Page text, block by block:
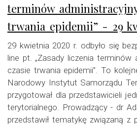
terminów
trwania epidemii” - 29
29 kwietnia 2020 r. odbyło się
line pt. „Zasady liczenia terminów
czasie trwania epidemii”. To
Narodowy Instytut Samorządu
przygotował dla przedstawicieli
terytorialnego. Prowadzący - dr
przedstawił tematykę związaną z